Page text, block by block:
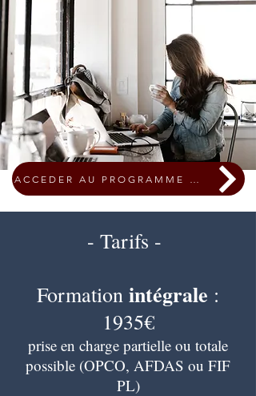
- Tarifs -
Formation intégrale :
1935€
prise en charge partielle ou totale
possible (OPCO, AFDAS ou FIF
PL)